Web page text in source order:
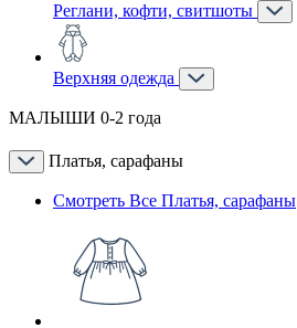
Реглани, кофти, свитшоты
Верхняя одежда
МАЛЫШИ 0-2 года
Платья, сарафаны
Смотреть Все Платья, сарафаны